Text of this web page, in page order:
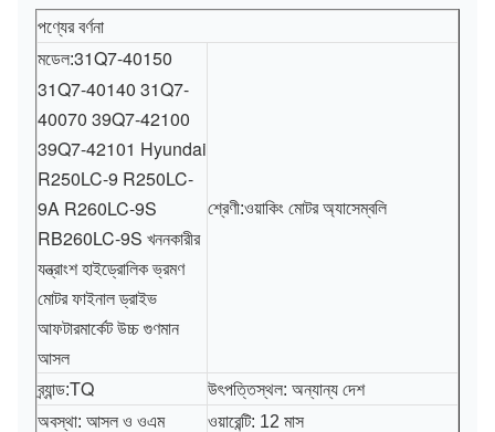
পণ্যের বর্ণনা
মডেল:31Q7-40150
31Q7-40140 31Q7-
40070 39Q7-42100
39Q7-42101 Hyundai
R250LC-9 R250LC-
9A R260LC-9S
RB260LC-9S খননকারীর
যন্ত্রাংশ হাইড্রোলিক ভ্রমণ
মোটর ফাইনাল ড্রাইভ
আফটারমার্কেট উচ্চ গুণমান
আসল
শ্রেণী:ওয়াকিং মোটর অ্যাসেম্বলি
ব্র্যান্ড:TQ
উৎপত্তিস্থল: অন্যান্য দেশ
অবস্থা: আসল ও ওএম
ওয়ারেন্টি: 12 মাস